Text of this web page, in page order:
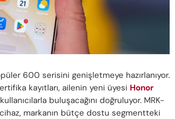
600 serisini genişletmeye hazırlanıyor.
kayıtları, ailenin yeni üyesi Honor
buluşacağını doğruluyor. MRK-
markanın bütçe dostu segmentteki